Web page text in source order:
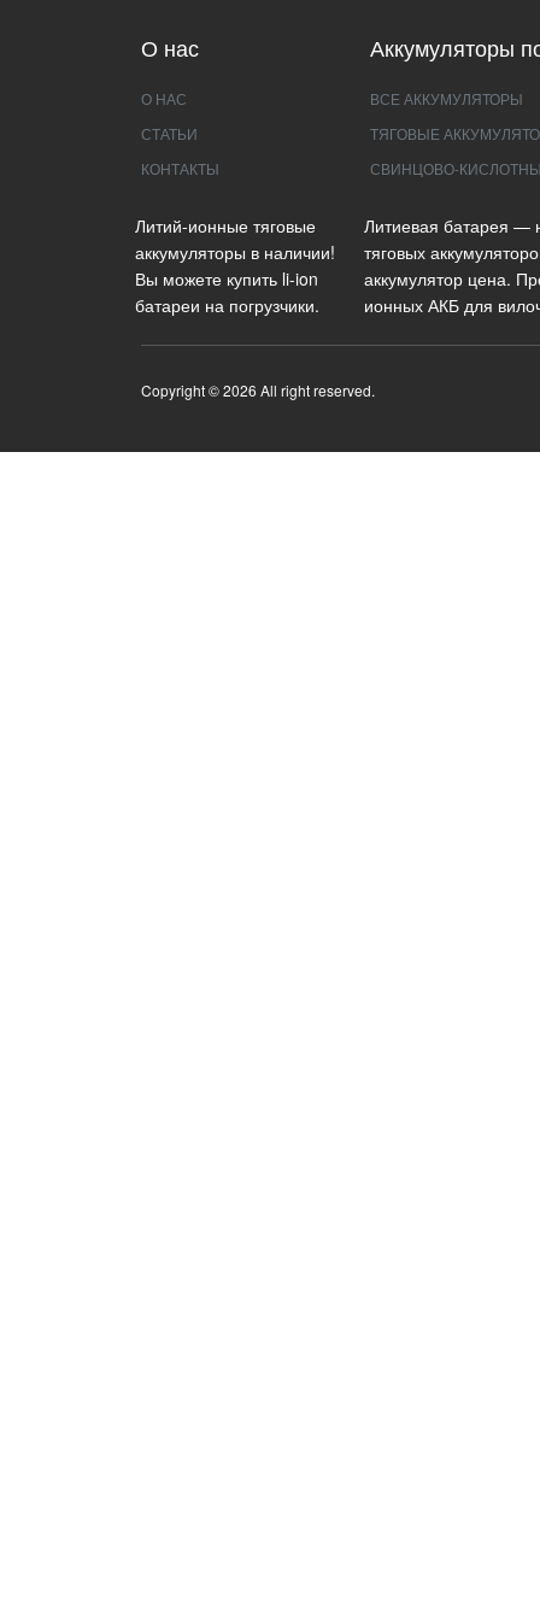
О нас
О НАС
СТАТЬИ
КОНТАКТЫ
Литий-ионные тяговые
аккумуляторы в наличии!
Вы можете купить li-ion
батареи на погрузчики.
Аккумуляторы
ВСЕ АККУМУЛЯТОРЫ
ТЯГОВЫЕ
СВИНЦОВО-
Литиевая батарея —
тяговых
аккумулятор цена.
ионных АКБ для
Copyright © 2026 All right reserved.